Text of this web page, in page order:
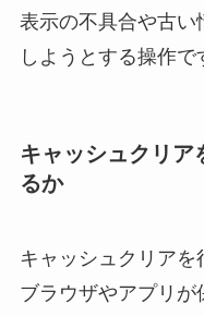
表示の不具合や古い
しようとする操作で
キャッシュクリア
るか
キャッシュクリアを
ブラウザやアプリ